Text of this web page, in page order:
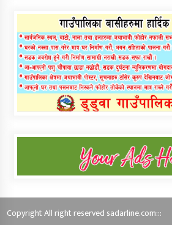
Copyright All right reserved sadarline.com:::